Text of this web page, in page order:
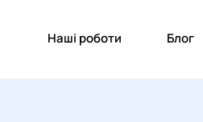
Наші роботи Блог